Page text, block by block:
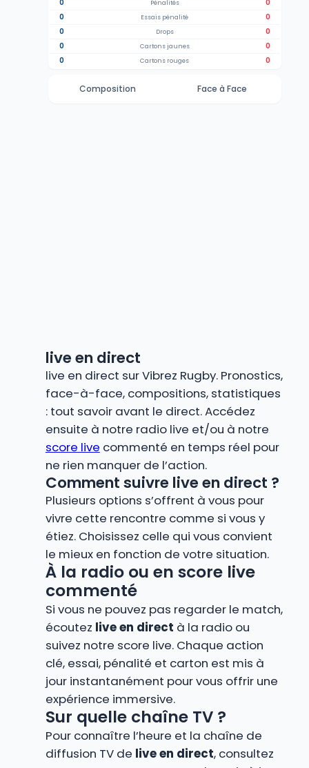
0
Pénalités
0
0
Essais pénalité
0
0
Drops
0
0
Cartons jaunes
0
0
Cartons rouges 0
Composition Face à Face
live en direct
live en direct sur Vibrez Rugby. Pronostics,
face-à-face, compositions, statistiques
: tout savoir avant le direct. Accédez
ensuite à notre radio live et/ou à notre
score live commenté en temps réel pour
ne rien manquer de l’action.
Comment suivre live en direct ?
Plusieurs options s’offrent à vous pour
vivre cette rencontre comme si vous y
étiez. Choisissez celle qui vous convient
le mieux en fonction de votre situation.
À la radio ou en score live
commenté
Si vous ne pouvez pas regarder le match,
écoutez live en direct à la radio ou
suivez notre score live. Chaque action
clé, essai, pénalité et carton est mis à
jour instantanément pour vous offrir une
expérience immersive.
Sur quelle chaîne TV ?
Pour connaître l’heure et la chaîne de
diffusion TV de live en direct, consultez